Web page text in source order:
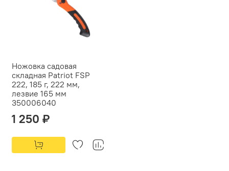
Ножовка садовая
складная Patriot FSP
222, 185 г, 222 мм,
лезвие 165 мм
350006040
1 250 ₽